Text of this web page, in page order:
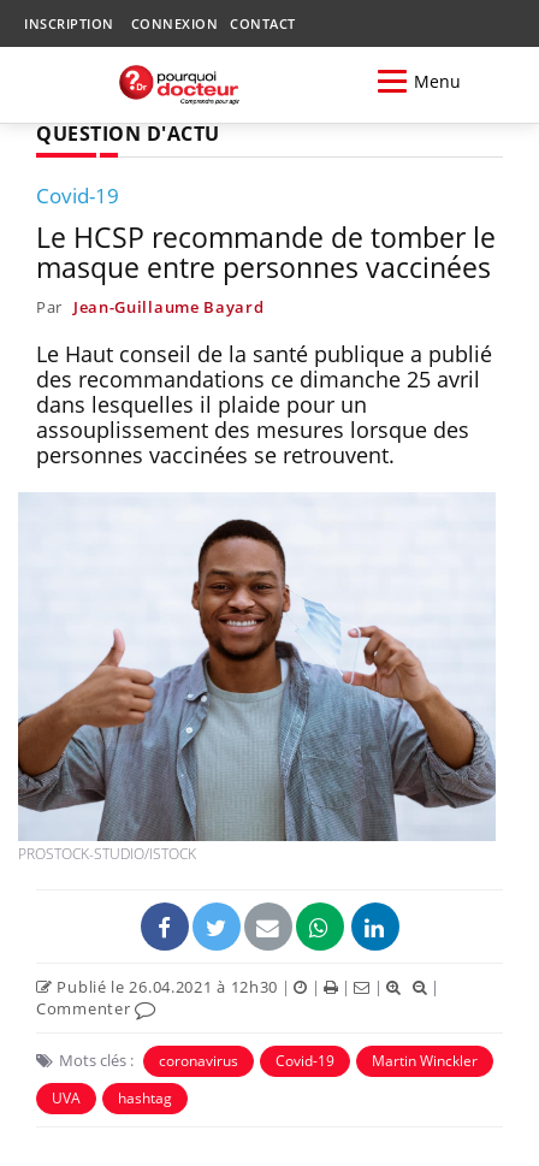
INSCRIPTION CONNEXION CONTACT
Menu
QUESTION D'ACTU
Covid-19
Le HCSP recommande de tomber le
masque entre personnes vaccinées
Par Jean-Guillaume Bayard
Le Haut conseil de la santé publique a publié
des recommandations ce dimanche 25 avril
dans lesquelles il plaide pour un
assouplissement des mesures lorsque des
personnes vaccinées se retrouvent.
PROSTOCK-STUDIO/ISTOCK
Publié le 26.04.2021 à 12h30 | | | |
|
Commenter
Mots clés : coronavirus Covid-19
Martin Winckler
UVA
hashtag